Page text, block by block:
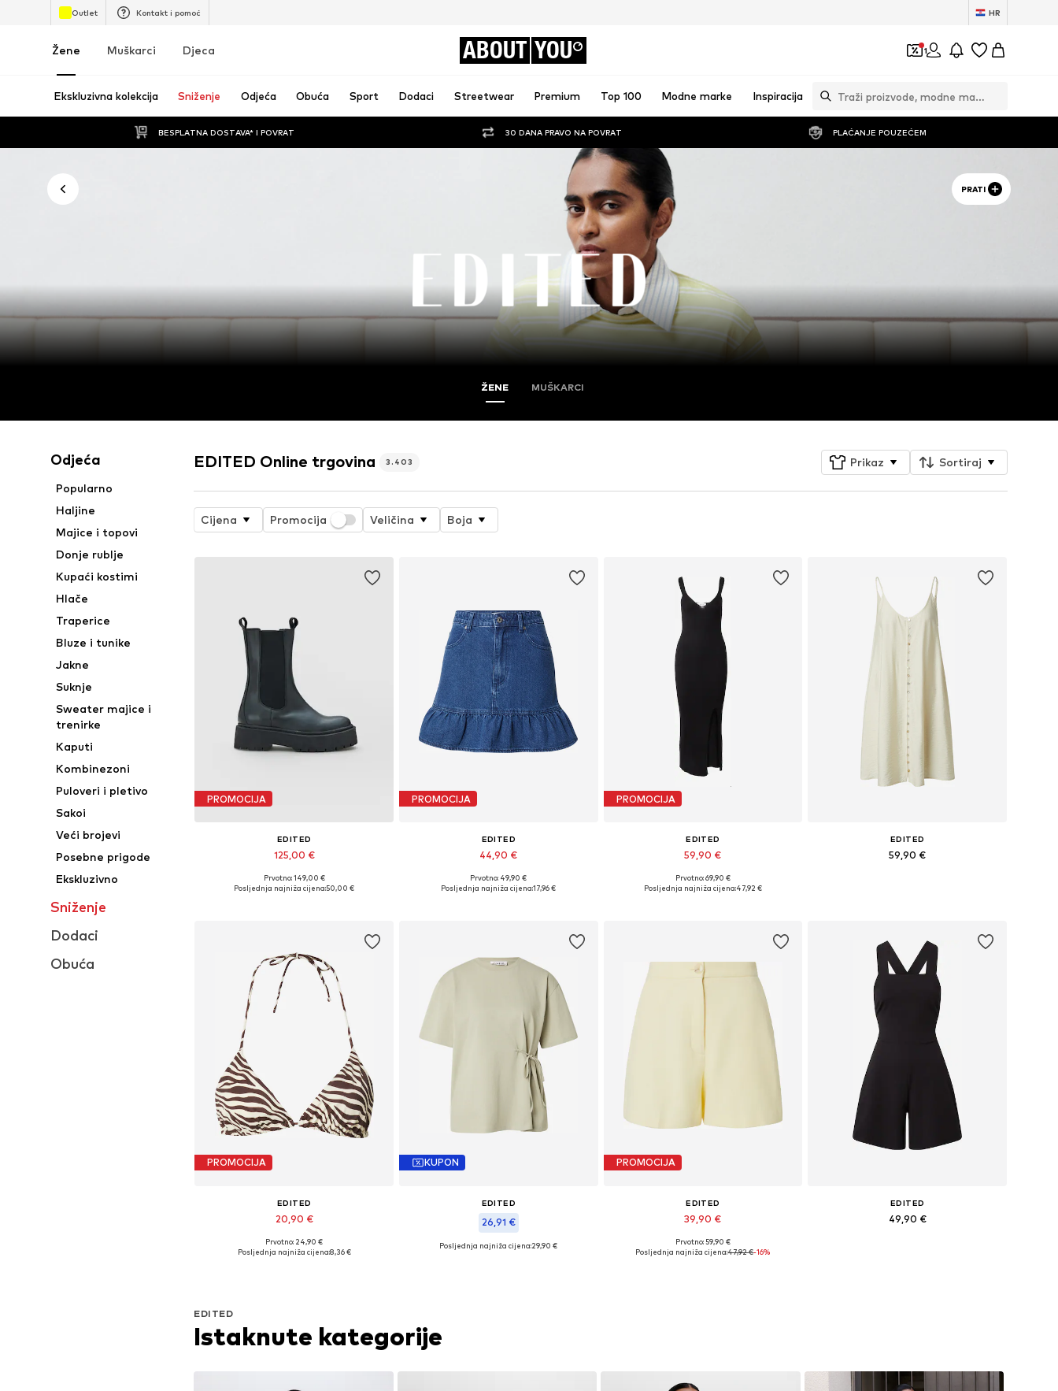
Outlet Kontakt i pomoć HR
Žene Muškarci Djeca ABOUT YOU 1
Ekskluzivna kolekcija Sniženje Odjeća Obuća Sport Dodaci Streetwear Premium Top 100 Modne marke Inspiracija
BESPLATNA DOSTAVA* I POVRAT 30 DANA PRAVO NA POVRAT PLAĆANJE POUZEĆEM
PRATI
ŽENE MUŠKARCI
Odjeća
Popularno
Haljine
Majice i topovi
Donje rublje
Kupaći kostimi
Hlače
Traperice
Bluze i tunike
Jakne
Suknje
Sweater majice i
trenirke
Kaputi
Kombinezoni
Puloveri i pletivo
Sakoi
Veći brojevi
Posebne prigode
Ekskluzivno
Sniženje
Dodaci
Obuća
EDITED Online trgovina 3.403 Prikaz Sortiraj
Cijena Promocija Veličina Boja
PROMOCIJA
EDITED
125,00 €
Dostupno u više veličina
Prvotno: 149,00 €
Posljednja najniža cijena:50,00 €
PROMOCIJA
EDITED
44,90 €
Dostupne veličine: 34, 36, 38, 40, 42
Prvotno: 49,90 €
Posljednja najniža cijena:17,96 €
PROMOCIJA
EDITED
59,90 €
Dostupne veličine: 36, 38, 40, 42
Prvotno: 69,90 €
Posljednja najniža cijena:47,92 €
EDITED
59,90 €
PROMOCIJA
EDITED
20,90 €
Dostupne veličine: 70, 75, 80, 100
Prvotno: 24,90 €
Posljednja najniža cijena:8,36 €
KUPON
EDITED
26,91 €
Dostupne veličine: XS, S, M, L
Posljednja najniža cijena:29,90 €
PROMOCIJA
EDITED
39,90 €
Dostupne veličine: 34, 36, 38, 40, 42
Prvotno: 59,90 €
Posljednja najniža cijena:47,92 €-16%
EDITED
49,90 €
EDITED
Istaknute kategorije